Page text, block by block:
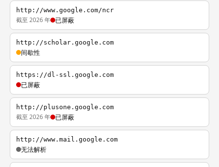
http://www.google.com/ncr
截至 2026 年 已屏蔽
http://scholar.google.com
间歇性
https://dl-ssl.google.com
已屏蔽
http://plusone.google.com
截至 2026 年 已屏蔽
http://www.mail.google.com
无法解析